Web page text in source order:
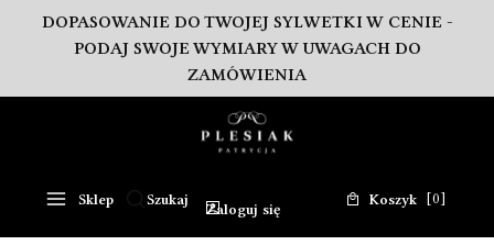
DOPASOWANIE DO TWOJEJ SYLWETKI W CENIE -
PODAJ SWOJE WYMIARY W UWAGACH DO
ZAMÓWIENIA
Sklep
Otwórz wyszukiwarkę
Szukaj
Zaloguj się
Produkty w
Koszyk